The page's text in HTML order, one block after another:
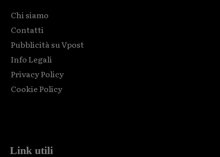
Chi siamo
Contatti
Pubblicità su Vpost
Info Legali
Privacy Policy
Cookie Policy
Link utili